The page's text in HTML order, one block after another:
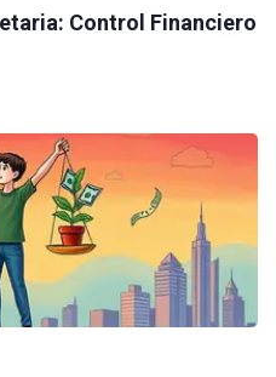
Control Financiero